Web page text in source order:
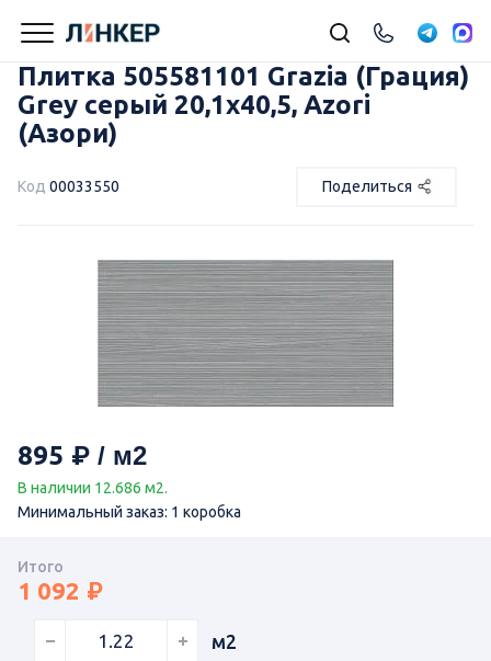
Плитка 505581101 Grazia (Грация)
Grey серый 20,1х40,5, Azori
(Азори)
Код 00033550 Поделиться
895
В наличии 12.686 м2.
Минимальный заказ: 1 коробка
Итого
1 092
м2